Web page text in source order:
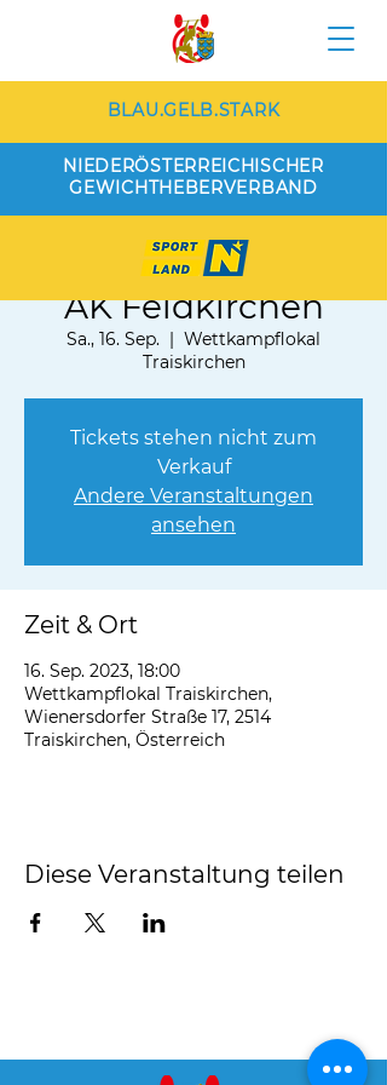
BLAU.GELB.STARK
NIEDERÖSTERREICHISCHER
GEWICHTHEBERVERBAND
AK Traiskirchen vs.
AK Feldkirchen
Sa., 16. Sep.
  |
Wettkampflokal
Traiskirchen
Tickets stehen nicht zum
Verkauf
Andere Veranstaltungen
ansehen
Zeit & Ort
16. Sep. 2023, 18:00
Wettkampflokal Traiskirchen,
Wienersdorfer Straße 17, 2514
Traiskirchen, Österreich
Diese Veranstaltung teilen